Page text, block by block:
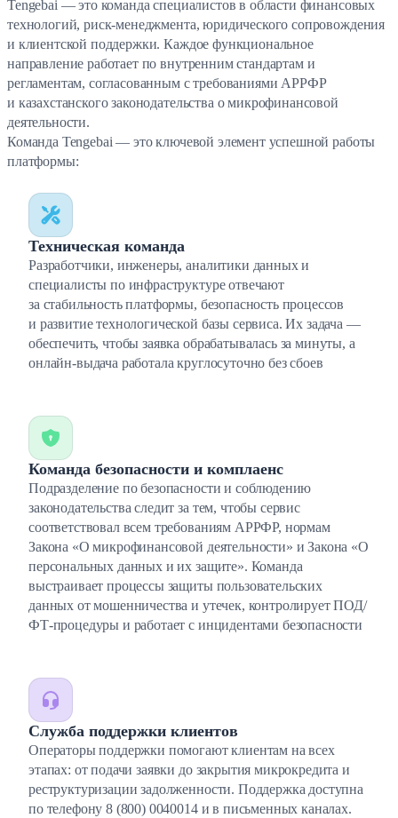
Tengebai — это команда специалистов в области финансовых
технологий, риск-менеджмента, юридического сопровождения
и клиентской поддержки. Каждое функциональное
направление работает по внутренним стандартам и
регламентам, согласованным с требованиями АРРФР
и казахстанского законодательства о микрофинансовой
деятельности.
Команда Tengebai — это ключевой элемент успешной работы
платформы:
Техническая команда
Разработчики, инженеры, аналитики данных и
специалисты по инфраструктуре отвечают
за стабильность платформы, безопасность процессов
и развитие технологической базы сервиса. Их задача —
обеспечить, чтобы заявка обрабатывалась за минуты, а
онлайн-выдача работала круглосуточно без сбоев
Команда безопасности и комплаенс
Подразделение по безопасности и соблюдению
законодательства следит за тем, чтобы сервис
соответствовал всем требованиям АРРФР, нормам
Закона «О микрофинансовой деятельности» и Закона «О
персональных данных и их защите». Команда
выстраивает процессы защиты пользовательских
данных от мошенничества и утечек, контролирует ПОД/
ФТ-процедуры и работает с инцидентами безопасности
Служба поддержки клиентов
Операторы поддержки помогают клиентам на всех
этапах: от подачи заявки до закрытия микрокредита и
реструктуризации задолженности. Поддержка доступна
по телефону 8 (800) 0040014 и в письменных каналах.